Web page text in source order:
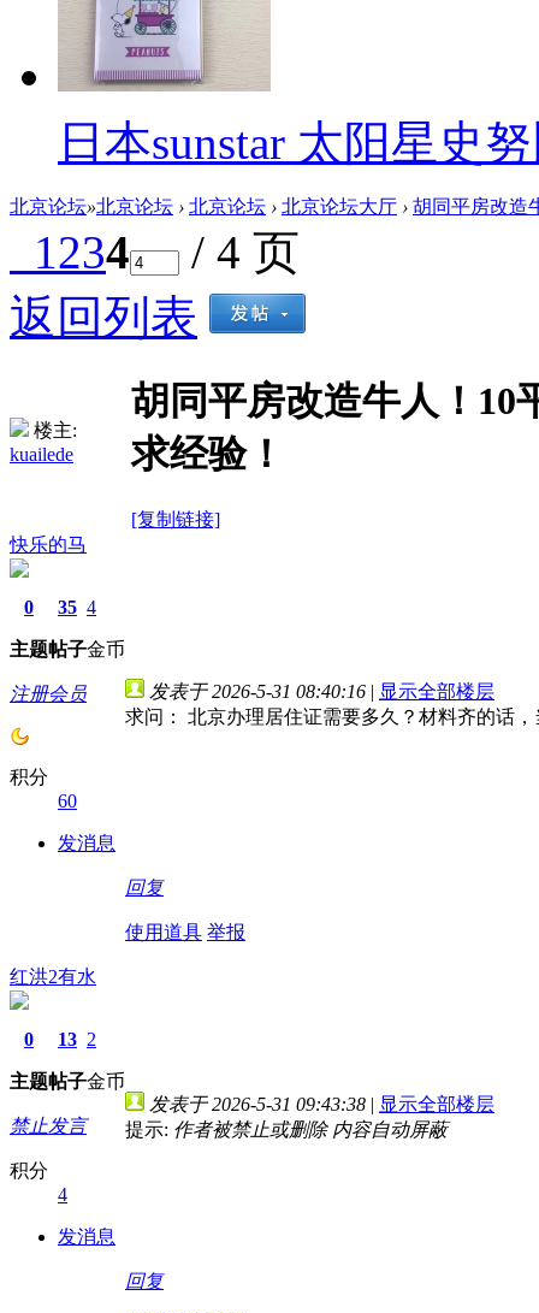
日本sunstar 太阳星史
北京论坛»北京论坛 › 北京论坛 › 北京论坛大厅 › 胡同平房改造
1234
/ 4 页
返回列表
楼主:
kuailede
胡同平房改造牛人！10
求经验！
[复制链接]
快乐的马
0
主题
35
帖子
4
金币
注册会员
积分
60
发消息
发表于 2026-5-31 08:40:16 | 显示全部楼层
求问： 北京办理居住证需要多久？材料齐的话
回复
使用道具 举报
红洪2有水
0
主题
13
帖子
2
金币
禁止发言
积分
4
发消息
发表于 2026-5-31 09:43:38 | 显示全部楼层
提示: 作者被禁止或删除 内容自动屏蔽
回复